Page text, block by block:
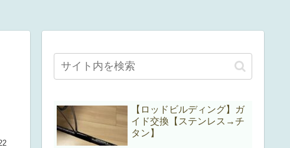
【ロッドビルディング】ガ
イド交換【ステンレス→チ
タン】